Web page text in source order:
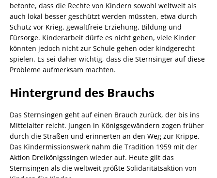
betonte, dass die Rechte von Kindern sowohl weltweit als
auch lokal besser geschützt werden müssten, etwa durch
Schutz vor Krieg, gewaltfreie Erziehung, Bildung und
Fürsorge. Kinderarbeit dürfe es nicht geben, viele Kinder
könnten jedoch nicht zur Schule gehen oder kindgerecht
spielen. Es sei daher wichtig, dass die Sternsinger auf diese
Probleme aufmerksam machten.
Hintergrund des Brauchs
Das Sternsingen geht auf einen Brauch zurück, der bis ins
Mittelalter reicht. Jungen in Königsgewändern zogen früher
durch die Straßen und erinnerten an den Weg zur Krippe.
Das Kindermissionswerk nahm die Tradition 1959 mit der
Aktion Dreikönigssingen wieder auf. Heute gilt das
Sternsingen als die weltweit größte Solidaritätsaktion von